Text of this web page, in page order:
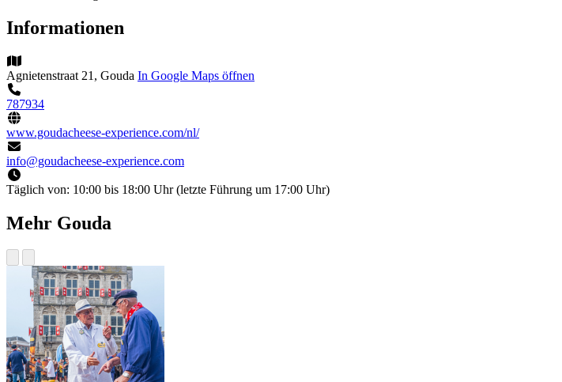
Informationen
Agnietenstraat 21, Gouda In Google Maps öffnen
787934
www.goudacheese-experience.com/nl/
info@goudacheese-experience.com
Täglich von: 10:00 bis 18:00 Uhr (letzte Führung um 17:00 Uhr)
Mehr Gouda